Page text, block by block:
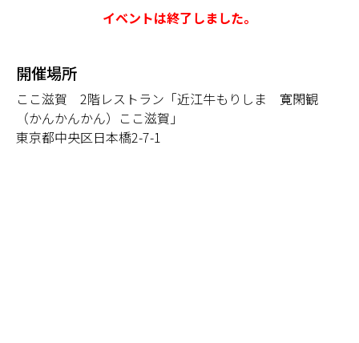
イベントは終了しました。
開催場所
ここ滋賀 2階レストラン「近江牛もりしま 寛閑観
（かんかんかん）ここ滋賀」
東京都中央区日本橋2-7-1